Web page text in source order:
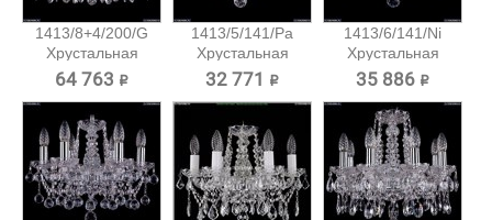
1413/8+4/200/G
Хрустальная
подвесная...
64 763 ₽
1413/5/141/Pa
Хрустальная
подвесная...
32 771 ₽
1413/6/141/Ni
Хрустальная
подвесная...
35 886 ₽